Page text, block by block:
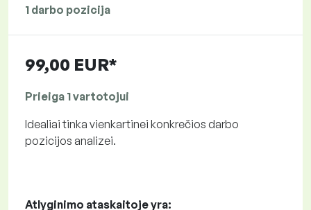
1 darbo pozicija
99,00 EUR*
Prieiga 1 vartotojui
Idealiai tinka vienkartinei konkrečios darbo
pozicijos analizei.
Atlyginimo ataskaitoje yra: